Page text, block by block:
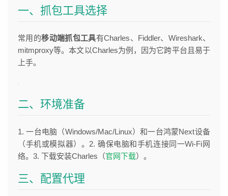
一、抓包工具选择
常用的移动端抓包工具有Charles、Fiddler、Wireshark、
mitmproxy等。本文以Charles为例，因为它跨平台且易于
上手。
二、环境准备
1. 一台电脑（Windows/Mac/Linux）和一台鸿蒙Next设备
（手机或模拟器）。2. 确保电脑和手机连接同一Wi-Fi网
络。3. 下载安装Charles（官网下载）。
三、配置代理